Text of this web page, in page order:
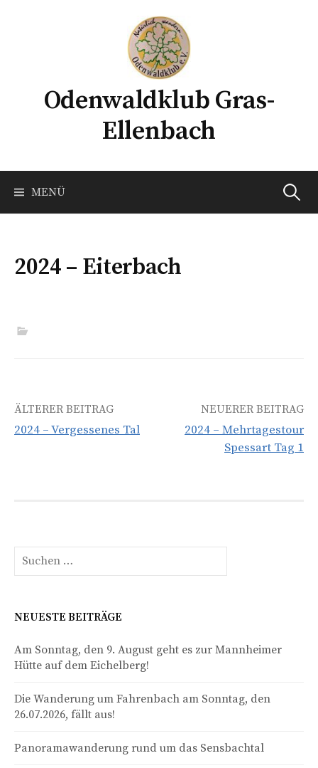
Odenwaldklub Gras-
Ellenbach
MENÜ Suchen
2024 – Eiterbach
Beitrags-
ÄLTERER BEITRAG
2024 – Vergessenes Tal
NEUERER BEITRAG
2024 – Mehrtagestour
Spessart Tag 1
Suchen
nach:
NEUESTE BEITRÄGE
Am Sonntag, den 9. August geht es zur Mannheimer
Hütte auf dem Eichelberg!
Die Wanderung um Fahrenbach am Sonntag, den
26.07.2026, fällt aus!
Panoramawanderung rund um das Sensbachtal